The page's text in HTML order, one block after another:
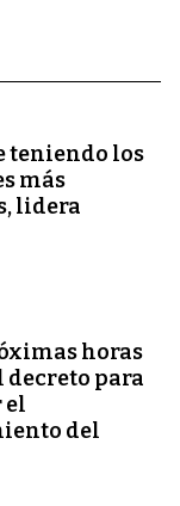
teniendo los
más
lidera
horas
para
el
del